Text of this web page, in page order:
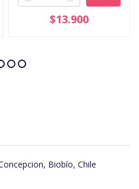
$13.900
Biobío, Chile